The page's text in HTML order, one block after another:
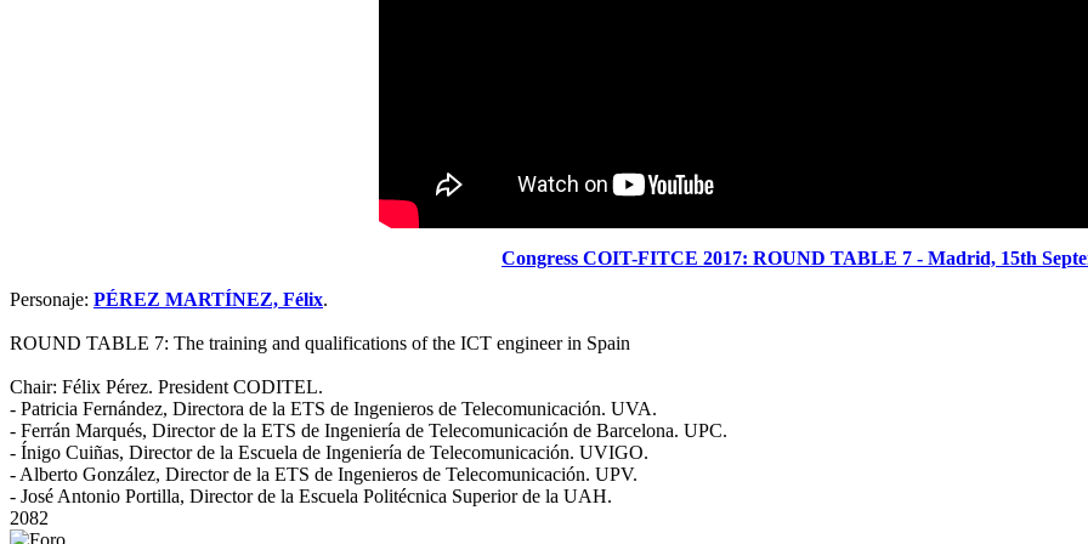
Congress COIT-FITCE 2017: ROUND TABLE 7 - Madrid, 15th
Personaje: PÉREZ MARTÍNEZ, Félix.
ROUND TABLE 7: The training and qualifications of the ICT engineer in Spain
Chair: Félix Pérez. President CODITEL.
- Patricia Fernández, Directora de la ETS de Ingenieros de Telecomunicación. UVA.
- Ferrán Marqués, Director de la ETS de Ingeniería de Telecomunicación de Barcelona. UPC.
- Ínigo Cuiñas, Director de la Escuela de Ingeniería de Telecomunicación. UVIGO.
- Alberto González, Director de la ETS de Ingenieros de Telecomunicación. UPV.
- José Antonio Portilla, Director de la Escuela Politécnica Superior de la UAH.
2082